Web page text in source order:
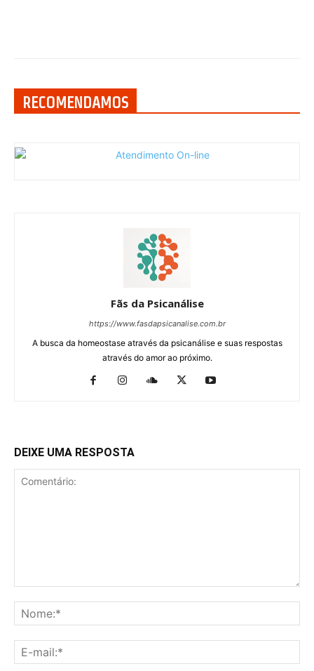
RECOMENDAMOS
Fãs da Psicanálise
https://www.fasdapsicanalise.com.br
A busca da homeostase através da psicanálise e suas respostas
através do amor ao próximo.
DEIXE UMA RESPOSTA